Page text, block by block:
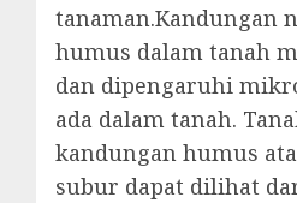
tanaman.Kandungan
humus dalam tanah
dan dipengaruhi
ada dalam tanah.
kandungan humus
subur dapat dilihat